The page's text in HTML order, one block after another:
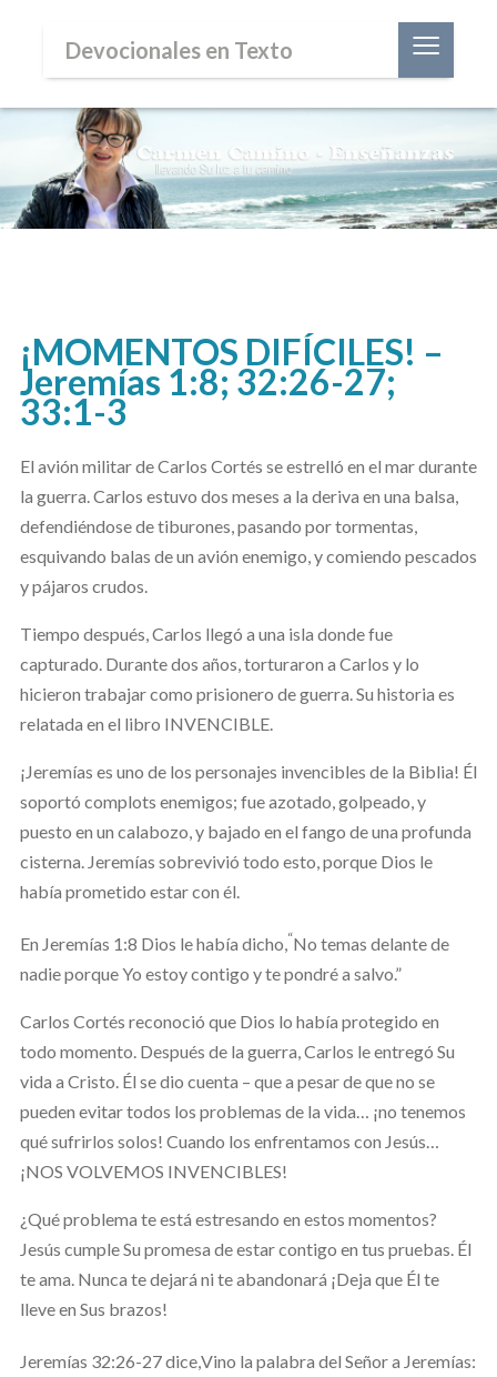
Devocionales en Texto ≡
¡MOMENTOS DIFÍCILES! –
Jeremías 1:8; 32:26-27;
33:1-3
El avión militar de Carlos Cortés se estrelló en el mar durante
la guerra. Carlos estuvo dos meses a la deriva en una balsa,
defendiéndose de tiburones, pasando por tormentas,
esquivando balas de un avión enemigo, y comiendo pescados
y pájaros crudos.
Tiempo después, Carlos llegó a una isla donde fue
capturado. Durante dos años, torturaron a Carlos y lo
hicieron trabajar como prisionero de guerra. Su historia es
relatada en el libro INVENCIBLE.
¡Jeremías es uno de los personajes invencibles de la Biblia! Él
soportó complots enemigos; fue azotado, golpeado, y
puesto en un calabozo, y bajado en el fango de una profunda
cisterna. Jeremías sobrevivió todo esto, porque Dios le
había prometido estar con él.
En Jeremías 1:8 Dios le había dicho,“No temas delante de
nadie porque Yo estoy contigo y te pondré a salvo.”
Carlos Cortés reconoció que Dios lo había protegido en
todo momento. Después de la guerra, Carlos le entregó Su
vida a Cristo. Él se dio cuenta – que a pesar de que no se
pueden evitar todos los problemas de la vida… ¡no tenemos
qué sufrirlos solos! Cuando los enfrentamos con Jesús…
¡NOS VOLVEMOS INVENCIBLES!
¿Qué problema te está estresando en estos momentos?
Jesús cumple Su promesa de estar contigo en tus pruebas. Él
te ama. Nunca te dejará ni te abandonará ¡Deja que Él te
lleve en Sus brazos!
Jeremías 32:26-27 dice,Vino la palabra del Señor a Jeremías: